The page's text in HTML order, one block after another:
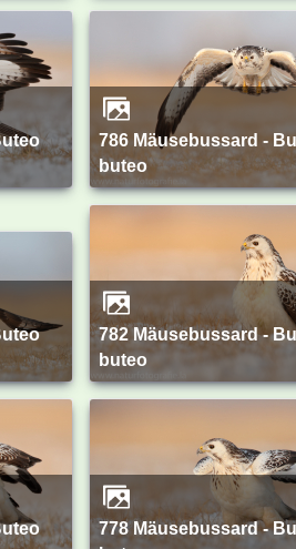
786 Mäusebussard - Buteo
buteo
782 Mäusebussard - Buteo
buteo
778 Mäusebussard - Buteo